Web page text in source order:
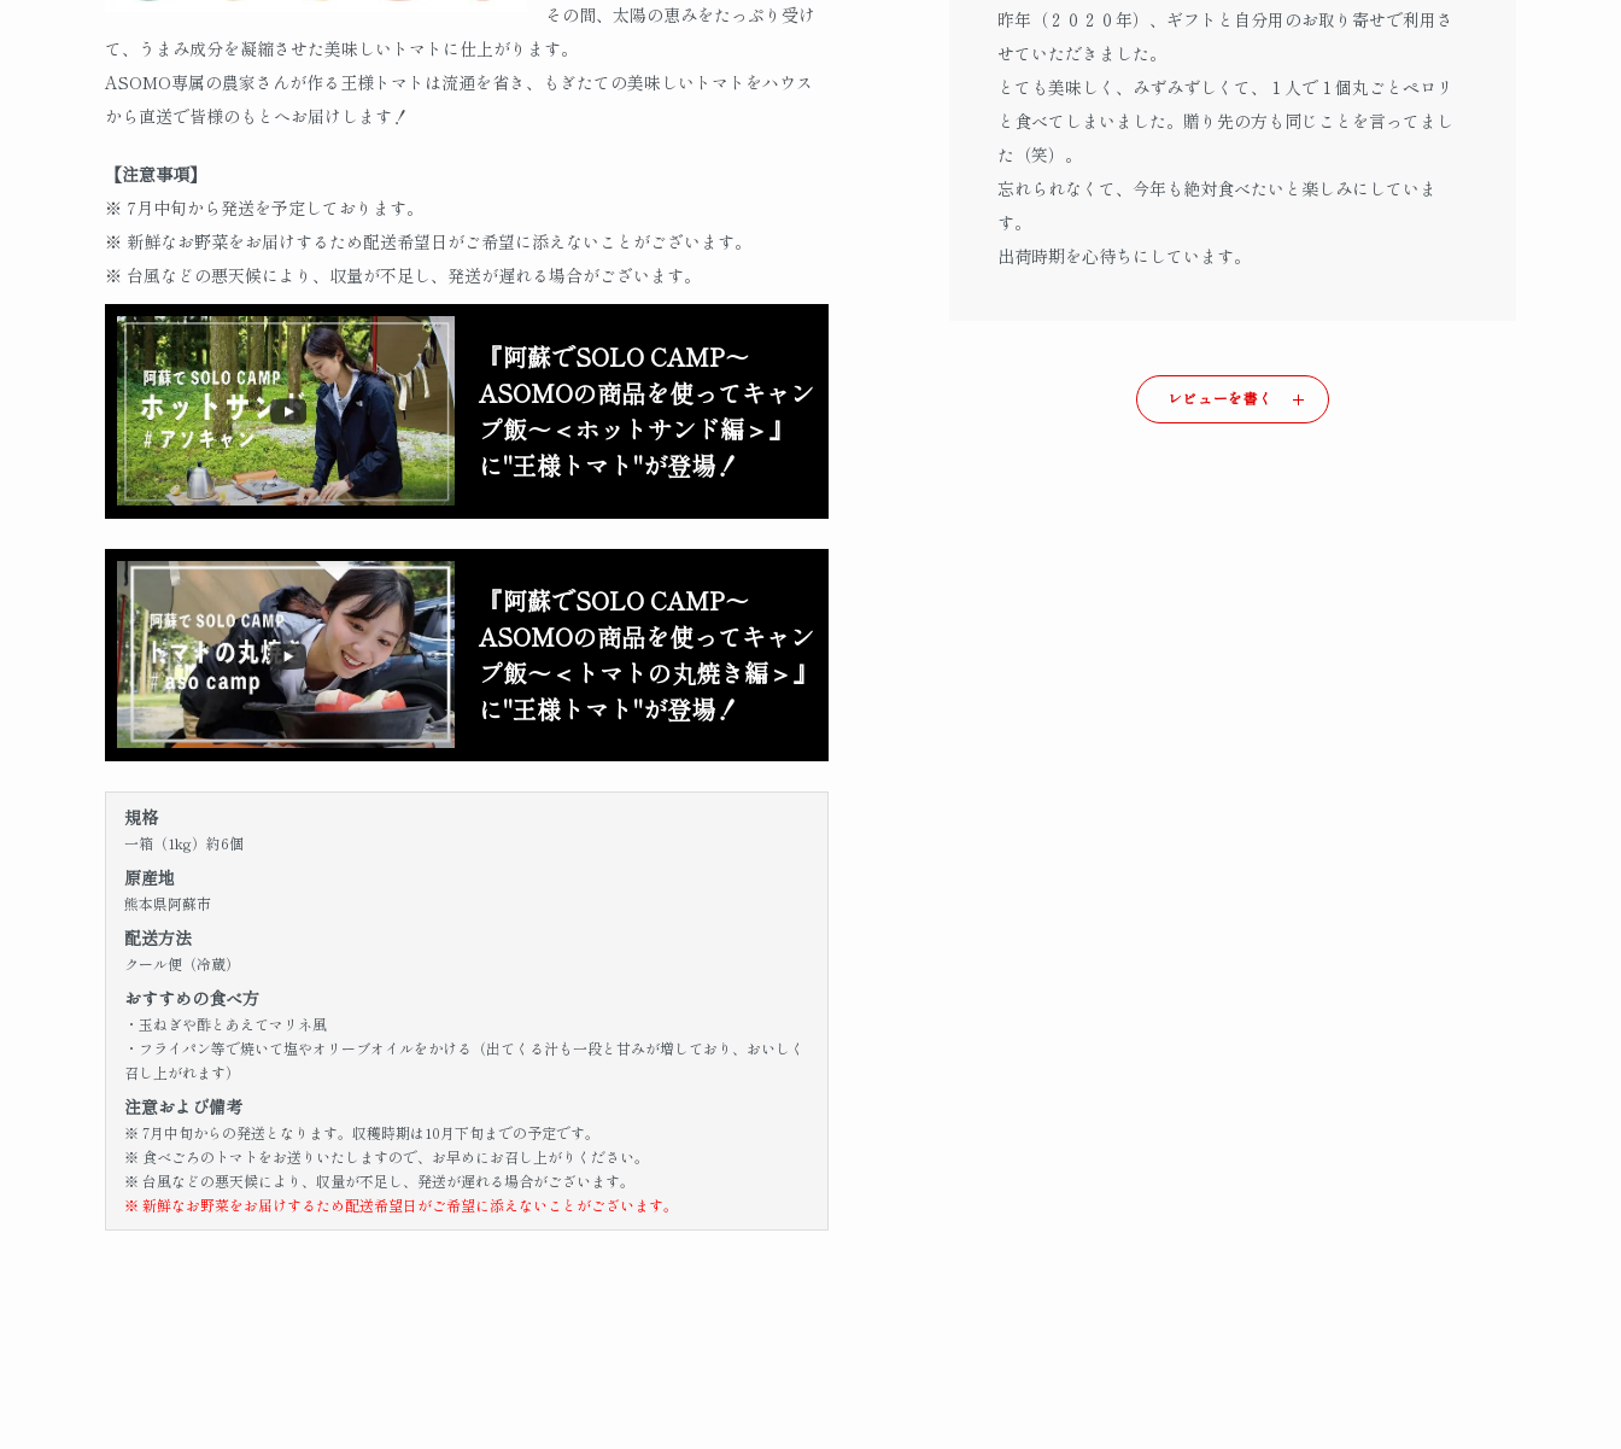
その間、太陽の恵みをたっぷり受け
て、うまみ成分を凝縮させた美味しいトマトに仕上がります。
ASOMO専属の農家さんが作る王様トマトは流通を省き、もぎたての美味しいトマトをハウス
から直送で皆様のもとへお届けします！
【注意事項】
※ 7月中旬から発送を予定しております。
※ 新鮮なお野菜をお届けするため配送希望日がご希望に添えないことがございます。
※ 台風などの悪天候により、収量が不足し、発送が遅れる場合がございます。
『阿蘇でSOLO CAMP～
ASOMOの商品を使ってキャン
プ飯～＜ホットサンド編＞』
に"王様トマト"が登場！
『阿蘇でSOLO CAMP～
ASOMOの商品を使ってキャン
プ飯～＜トマトの丸焼き編＞』
に"王様トマト"が登場！
規格
一箱（1kg）約6個
原産地
熊本県阿蘇市
配送方法
クール便（冷蔵）
おすすめの食べ方
・玉ねぎや酢とあえてマリネ風
・フライパン等で焼いて塩やオリーブオイルをかける（出てくる汁も一段と甘みが増しており、おいしく
召し上がれます）
注意および備考
※ 7月中旬からの発送となります。収穫時期は10月下旬までの予定です。
※ 食べごろのトマトをお送りいたしますので、お早めにお召し上がりください。
※ 台風などの悪天候により、収量が不足し、発送が遅れる場合がございます。
※ 新鮮なお野菜をお届けするため配送希望日がご希望に添えないことがございます。
昨年（２０２０年）、ギフトと自分用のお取り寄せで利用さ
せていただきました。
とても美味しく、みずみずしくて、１人で１個丸ごとペロリ
と食べてしまいました。贈り先の方も同じことを言ってまし
た（笑）。
忘れられなくて、今年も絶対食べたいと楽しみにしていま
す。
出荷時期を心待ちにしています。
レビューを書く